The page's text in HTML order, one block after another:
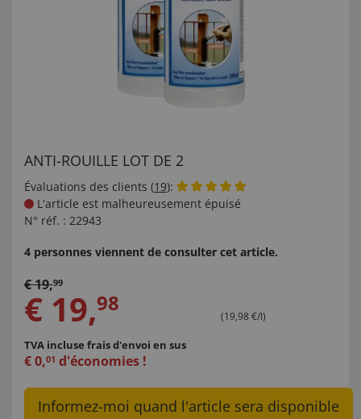
ANTI-ROUILLE LOT DE 2
Évaluations des clients (19):
L'article est malheureusement épuisé
N° réf. : 22943
4 personnes viennent de consulter cet article.
€19,99
€ 19,98
(19,98 €/l)
TVA incluse frais d'envoi en sus
€0,01 d'économies !
Informez-moi quand l'article sera disponible